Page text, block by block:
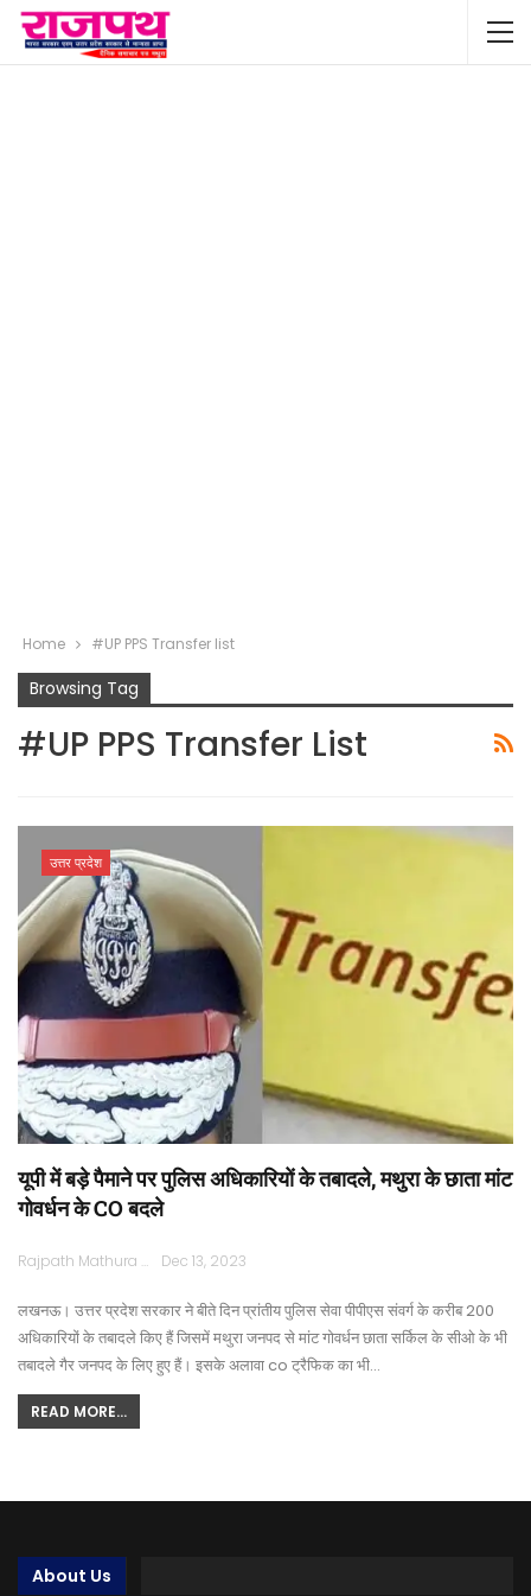
Home #UP PPS Transfer list
Browsing Tag
#UP PPS Transfer List
उत्तर प्रदेश
यूपी में बड़े पैमाने पर पुलिस अधिकारियों के तबादले, मथुरा के छाता मांट
गोवर्धन के CO बदले
Rajpath Mathura Dec 13, 2023
लखनऊ। उत्तर प्रदेश सरकार ने बीते दिन प्रांतीय पुलिस सेवा पीपीएस संवर्ग के करीब 200
अधिकारियों के तबादले किए हैं जिसमें मथुरा जनपद से मांट गोवर्धन छाता सर्किल के सीओ के भी
तबादले गैर जनपद के लिए हुए हैं। इसके अलावा co ट्रैफिक का भी…
READ MORE...
About Us